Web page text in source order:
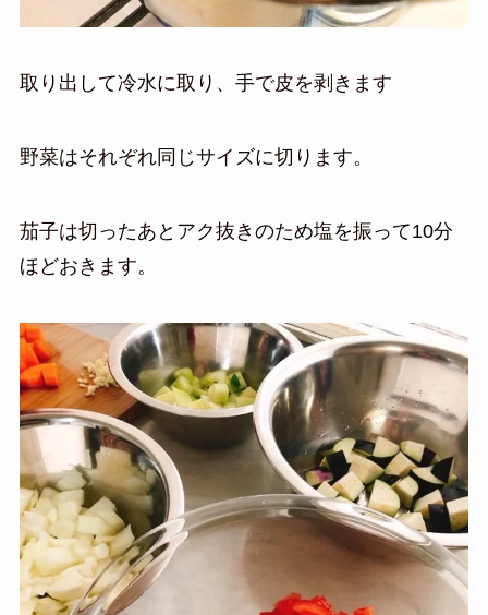
取り出して冷水に取り、手で皮を剥きます
野菜はそれぞれ同じサイズに切ります。
茄子は切ったあとアク抜きのため塩を振って10分
ほどおきます。